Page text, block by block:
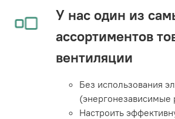
У нас один из
ассортиментов
вентиляции
Без использования
(энергонезависимые
Настроить